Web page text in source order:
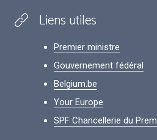
Liens utiles
Premier ministre
Gouvernement fédéral
Belgium.be
Your Europe
SPF Chancellerie du